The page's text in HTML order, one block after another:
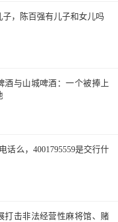
子，陈百强有儿子和女儿吗
酒与山城啤酒：一个被捧上
话么，4001795559是交行什
打击非法经营性麻将馆、赌